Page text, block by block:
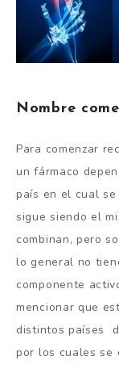
Nombre
Para comenzar
un fármaco
país en el cual
sigue siendo el
combinan, pero
lo general no
componente
mencionar que
distintos países
por los cuales se